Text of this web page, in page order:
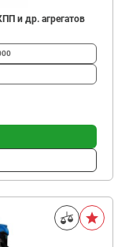
и др. агрегатов